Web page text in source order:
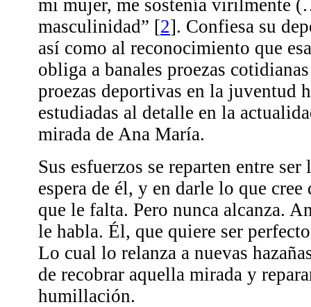
mi mujer, me sostenía virilmente
masculinidad” [2]. Confiesa su
así como al reconocimiento que
obliga a banales proezas
proezas deportivas en la juventud
estudiadas al detalle en la
mirada de Ana María.
Sus esfuerzos se reparten entre
espera de él, y en darle lo que
que le falta. Pero nunca alcanza.
le habla. Él, que quiere ser
Lo cual lo relanza a nuevas
de recobrar aquella mirada y
humillación.